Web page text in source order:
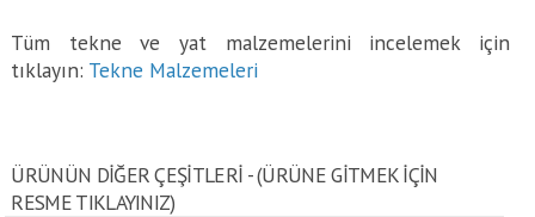
Tüm tekne ve yat malzemelerini incelemek için
tıklayın: Tekne Malzemeleri
ÜRÜNÜN DİĞER ÇEŞİTLERİ - (ÜRÜNE GITMEK IÇIN
RESME TIKLAYINIZ)